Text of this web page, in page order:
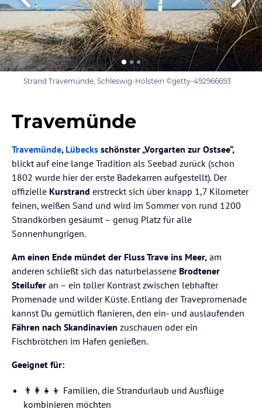
Strand Travemünde, Schleswig-Holstein ©getty-492966693
Travemünde
Travemünde, Lübecks schönster „Vorgarten zur Ostsee“,
blickt auf eine lange Tradition als Seebad zurück (schon
1802 wurde hier der erste Badekarren aufgestellt). Der
offizielle Kurstrand erstreckt sich über knapp 1,7 Kilometer
feinen, weißen Sand und wird im Sommer von rund 1200
Strandkörben gesäumt – genug Platz für alle
Sonnenhungrigen.
Am einen Ende mündet der Fluss Trave ins Meer, am
anderen schließt sich das naturbelassene Brodtener
Steilufer an – ein toller Kontrast zwischen lebhafter
Promenade und wilder Küste. Entlang der Travepromenade
kannst Du gemütlich flanieren, den ein- und auslaufenden
Fähren nach Skandinavien zuschauen oder ein
Fischbrötchen im Hafen genießen.
Geeignet für:
👨‍👩‍👧‍👦 Familien, die Strandurlaub und Ausflüge
kombinieren möchten